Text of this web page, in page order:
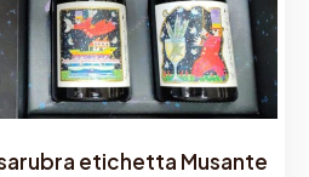
etichetta Musante